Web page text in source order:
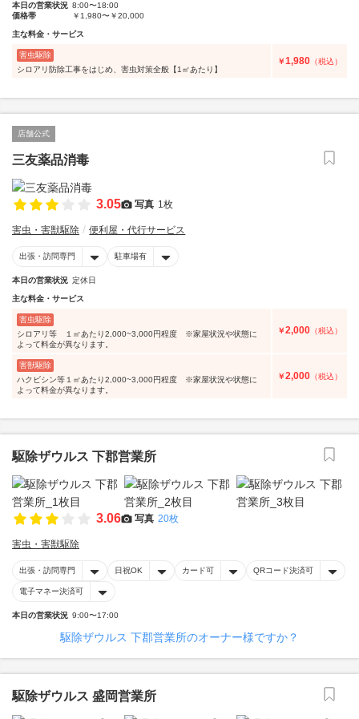
本日の営業状況 8:00〜18:00
価格帯
￥1,980〜￥20,000
主な料金・サービス
害虫駆除
シロアリ防除工事をはじめ、害虫対策全般【1㎡あたり】
￥1,980 （税込）
店舗公式
三友薬品消毒
3.05 写真 1枚
害虫・害獣駆除 便利屋・代行サービス
出張・訪問専門 駐車場有
本日の営業状況 定休日
主な料金・サービス
害虫駆除
シロアリ等 １㎡あたり2,000~3,000円程度 ※家屋状況や状態に
よって料金が異なります。
￥2,000 （税込）
害獣駆除
ハクビシン等１㎡あたり2,000~3,000円程度 ※家屋状況や状態に
よって料金が異なります。
￥2,000 （税込）
駆除ザウルス 下郡営業所
3.06 写真 20枚
害虫・害獣駆除
出張・訪問専門 日祝OK カード可 QRコード決済可
電子マネー決済可
本日の営業状況 9:00〜17:00
駆除ザウルス 下郡営業所のオーナー様ですか？
駆除ザウルス 盛岡営業所